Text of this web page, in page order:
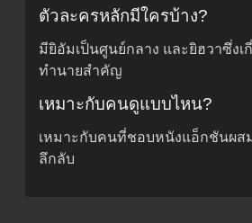
ตัวละครหลักมีใครบ้าง?
มียิอัมเป็นศูนย์กลาง และยิฮวาซึ่งเ
ทำนายสำคัญ
เหมาะกับคนดูแบบไหน?
เหมาะกับคนที่ชอบหนังแอ็กชันผส
ลึกลับ